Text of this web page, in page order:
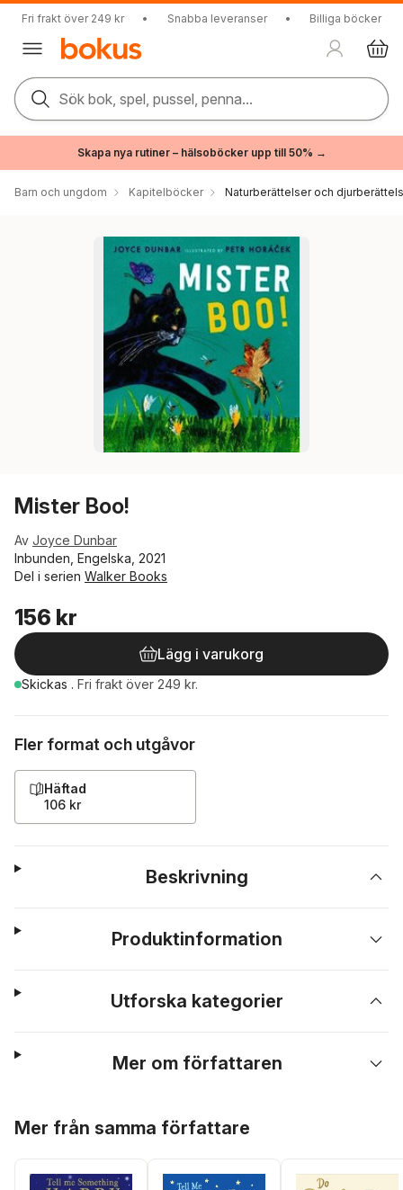
Fri frakt över 249 kr • Snabba leveranser • Billiga böcker
Sök bok, spel, pussel, penna...
Skapa nya rutiner – hälsoböcker upp till 50% →
Barn och ungdom Kapitelböcker Naturberättelser och
Mister Boo!
Av Joyce Dunbar
Inbunden, Engelska, 2021
Del i serien Walker Books
156 kr
Lägg i varukorg
Skickas . Fri frakt över 249 kr.
Fler format och utgåvor
Häftad
106 kr
Beskrivning
Produktinformation
Utforska kategorier
Mer om författaren
Mer från samma författare